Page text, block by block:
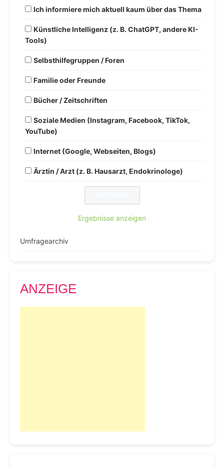
Ich informiere mich aktuell kaum über das Thema
Künstliche Intelligenz (z. B. ChatGPT, andere KI-
Tools)
Selbsthilfegruppen / Foren
Familie oder Freunde
Bücher / Zeitschriften
Soziale Medien (Instagram, Facebook, TikTok,
YouTube)
Internet (Google, Webseiten, Blogs)
Ärztin / Arzt (z. B. Hausarzt, Endokrinologe)
Ergebnisse anzeigen
Umfragearchiv
ANZEIGE